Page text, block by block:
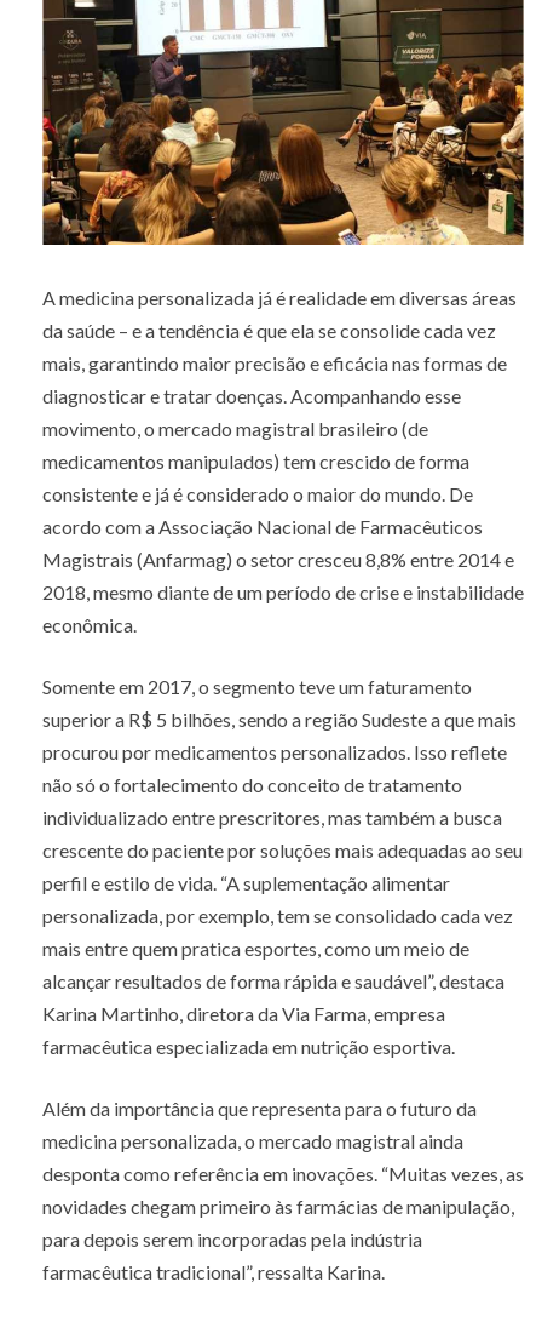
A medicina personalizada já é realidade em diversas áreas
da saúde – e a tendência é que ela se consolide cada vez
mais, garantindo maior precisão e eficácia nas formas de
diagnosticar e tratar doenças. Acompanhando esse
movimento, o mercado magistral brasileiro (de
medicamentos manipulados) tem crescido de forma
consistente e já é considerado o maior do mundo. De
acordo com a Associação Nacional de Farmacêuticos
Magistrais (Anfarmag) o setor cresceu 8,8% entre 2014 e
2018, mesmo diante de um período de crise e instabilidade
econômica.
Somente em 2017, o segmento teve um faturamento
superior a R$ 5 bilhões, sendo a região Sudeste a que mais
procurou por medicamentos personalizados. Isso reflete
não só o fortalecimento do conceito de tratamento
individualizado entre prescritores, mas também a busca
crescente do paciente por soluções mais adequadas ao seu
perfil e estilo de vida. “A suplementação alimentar
personalizada, por exemplo, tem se consolidado cada vez
mais entre quem pratica esportes, como um meio de
alcançar resultados de forma rápida e saudável”, destaca
Karina Martinho, diretora da Via Farma, empresa
farmacêutica especializada em nutrição esportiva.
Além da importância que representa para o futuro da
medicina personalizada, o mercado magistral ainda
desponta como referência em inovações. “Muitas vezes, as
novidades chegam primeiro às farmácias de manipulação,
para depois serem incorporadas pela indústria
farmacêutica tradicional”, ressalta Karina.